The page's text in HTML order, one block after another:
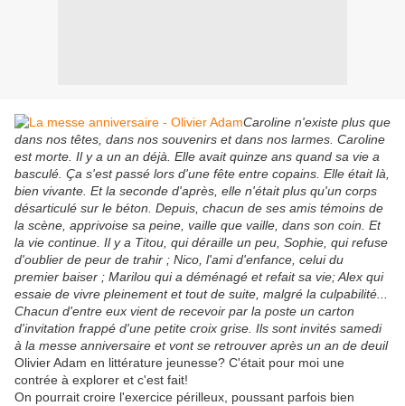
Caroline n'existe plus que
dans nos têtes, dans nos souvenirs et dans nos larmes. Caroline
est morte. Il y a un an déjà. Elle avait quinze ans quand sa vie a
basculé. Ça s'est passé lors d'une fête entre copains. Elle était là,
bien vivante. Et la seconde d'après, elle n'était plus qu'un corps
désarticulé sur le béton. Depuis, chacun de ses amis témoins de
la scène, apprivoise sa peine, vaille que vaille, dans son coin. Et
la vie continue. Il y a Titou, qui déraille un peu, Sophie, qui refuse
d'oublier de peur de trahir ; Nico, l'ami d'enfance, celui du
premier baiser ; Marilou qui a déménagé et refait sa vie; Alex qui
essaie de vivre pleinement et tout de suite, malgré la culpabilité...
Chacun d'entre eux vient de recevoir par la poste un carton
d'invitation frappé d'une petite croix grise. Ils sont invités samedi
à la messe anniversaire et vont se retrouver après un an de deuil
Olivier Adam en littérature jeunesse? C'était pour moi une
contrée à explorer et c'est fait!
On pourrait croire l'exercice périlleux, poussant parfois bien